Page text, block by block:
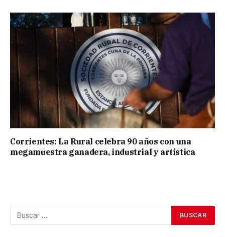
Corrientes: La Rural celebra 90 años con una
megamuestra ganadera, industrial y artística